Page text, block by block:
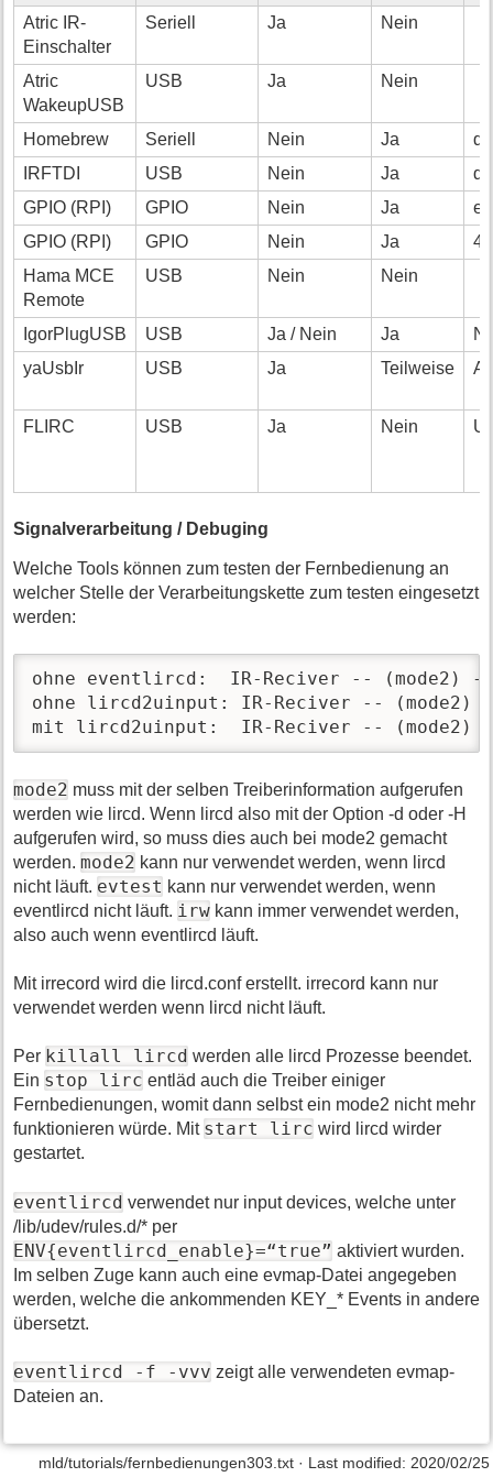
Atric IR-
Einschalter
Seriell Ja Nein
Atric
WakeupUSB
USB Ja Nein
Homebrew Seriell Nein Ja
IRFTDI
USB Nein Ja
GPIO (RPI)
GPIO Nein Ja
GPIO (RPI)
GPIO Nein Ja
4
Hama MCE
Remote
USB Nein Nein
IgorPlugUSB USB Ja / Nein Ja
yaUsbIr
USB Ja Teilweise
FLIRC USB Ja Nein
Signalverarbeitung / Debuging
Welche Tools können zum testen der Fernbedienung an
welcher Stelle der Verarbeitungskette zum testen eingesetzt
werden:
ohne eventlircd:  IR-Reciver --
ohne lircd2uinput: IR-Reciver --
mit lircd2uinput:  IR-Reciver --
mode2 muss mit der selben Treiberinformation aufgerufen
werden wie lircd. Wenn lircd also mit der Option -d oder -H
aufgerufen wird, so muss dies auch bei mode2 gemacht
werden. mode2 kann nur verwendet werden, wenn lircd
nicht läuft. evtest kann nur verwendet werden, wenn
eventlircd nicht läuft. irw kann immer verwendet werden,
also auch wenn eventlircd läuft.
Mit irrecord wird die lircd.conf erstellt. irrecord kann nur
verwendet werden wenn lircd nicht läuft.
Per killall lircd werden alle lircd Prozesse beendet.
Ein stop lirc entläd auch die Treiber einiger
Fernbedienungen, womit dann selbst ein mode2 nicht mehr
funktionieren würde. Mit start lirc wird lircd wirder
gestartet.
eventlircd verwendet nur input devices, welche unter
/lib/udev/rules.d/* per
ENV{eventlircd_enable}=“true” aktiviert wurden.
Im selben Zuge kann auch eine evmap-Datei angegeben
werden, welche die ankommenden KEY_* Events in andere
übersetzt.
eventlircd -f -vvv zeigt alle verwendeten evmap-
Dateien an.
mld/tutorials/fernbedienungen303.txt · Last modified: 2020/02/25